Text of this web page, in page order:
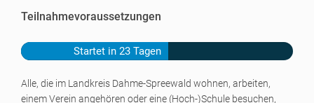
Teilnahmevoraussetzungen
Startet in 23 Tagen
Alle, die im Landkreis Dahme-Spreewald wohnen, arbeiten,
einem Verein angehören oder eine (Hoch-)Schule besuchen,